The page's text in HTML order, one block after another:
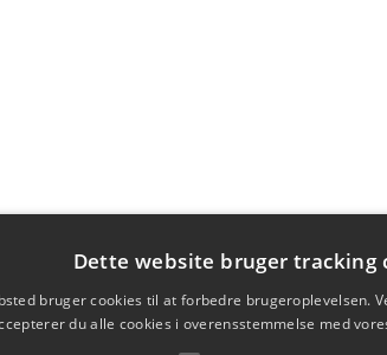
Dette website bruger tracking
bruger cookies til at forbedre brugeroplevelsen.
du alle cookies i overensstemmelse med